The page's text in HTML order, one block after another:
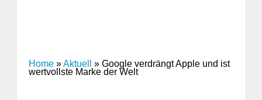
Home »Aktuell » Google verdrängt Apple und ist
wertvollste Marke der Welt